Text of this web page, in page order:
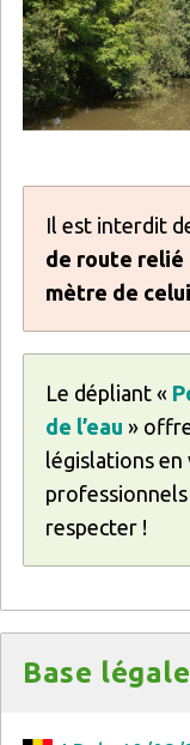
Il est interdit
de route relié
mètre de
Le dépliant «
de l’eau »
législations en
respecter !
Base légale